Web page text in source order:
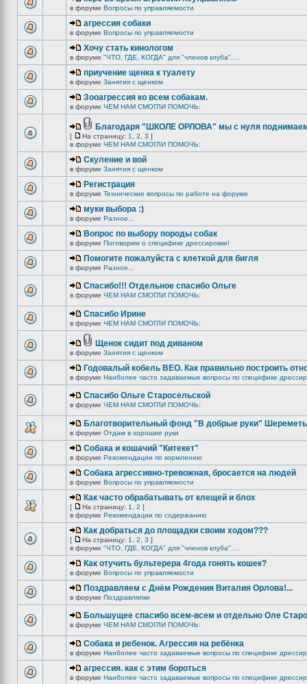
в форуме Вопросы по управляемости
агрессия собаки
в форуме Вопросы по управляемости
Хочу стать кинологом
в форуме "ЧТО, ГДЕ, КОГДА" для "членов клуба"....
приучение щенка к туалету
в форуме Занятия с щенком
Зооагрессия ко всем собакам.
в форуме ЧЕМ НАМ СМОГЛИ ПОМОЧЬ:
Благодаря "ШКОЛЕ ОРЛОВА" мы с нуля
[ На страницу: 1 2 3 ]
в форуме ЧЕМ НАМ СМОГЛИ ПОМОЧЬ:
Скуление и вой
в форуме Занятия с щенком
Регистрация
в форуме Технические вопросы по работе на форуме
муки выбора :)
в форуме Разное...
Вопрос по выбору породы собак
в форуме Поговорим о специфике дрессировки!
Помогите пожалуйста с клеткой для бигля
в форуме Разное...
Спасибо!!! Отдельное спасибо Ольге
в форуме ЧЕМ НАМ СМОГЛИ ПОМОЧЬ:
Спасибо Ирине
в форуме ЧЕМ НАМ СМОГЛИ ПОМОЧЬ:
Щенок сидит под диваном
в форуме Занятия с щенком
Годовалый кобель ВЕО. Как правильно построить
в форуме Наиболее часто задаваемые вопросы по специфике
Спасибо Ольге Старосельской
в форуме ЧЕМ НАМ СМОГЛИ ПОМОЧЬ:
Благотворительный фонд "В добрые руки"
в форуме Отдам в хорошие руки
Собака и кошачий "Китекет"
в форуме Рекомендации по кормлению
Собака агрессивно-тревожная, бросается на людей
в форуме Вопросы по управляемости
Как часто обрабатывать от клещей и блох
[ На страницу: 1 2 ]
в форуме Рекомендации по содержанию
Как добраться до площадки своим ходом???
[ На страницу: 1 2 3 ]
в форуме "ЧТО, ГДЕ, КОГДА" для "членов клуба"....
Как отучить бультерера 4года гонять кошек?
в форуме Вопросы по управляемости
Поздравляем с Днём Рождения Виталия Орлова!...
в форуме Поздравлялки
Большущее спасибо всем-всем и отдельно Оле
в форуме ЧЕМ НАМ СМОГЛИ ПОМОЧЬ:
Собака и ребенок. Агрессия на ребёнка
в форуме Наиболее часто задаваемые вопросы по специфике
агрессия. как с этим бороться
в форуме Наиболее часто задаваемые вопросы по специфике